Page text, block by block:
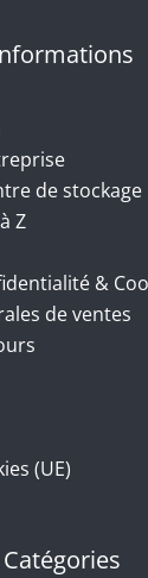
de stockage
Z
&
de ventes
(UE)
Catégories